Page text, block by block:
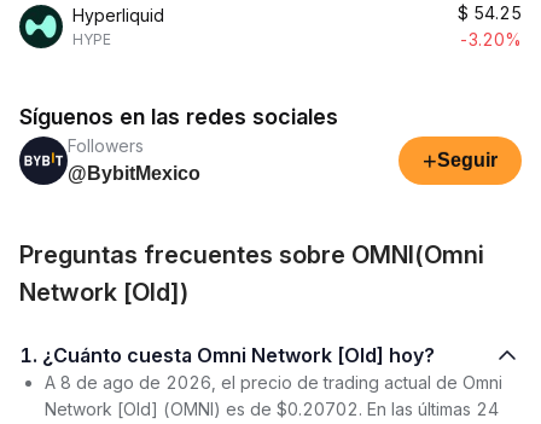
Hyperliquid
HYPE
$ 54.25
-3.20%
Síguenos en las redes sociales
Followers
@BybitMexico
+Seguir
Preguntas frecuentes sobre OMNI(Omni
Network [Old])
1. ¿Cuánto cuesta Omni Network [Old] hoy?
A 8 de ago de 2026, el precio de trading actual de Omni
Network [Old] (OMNI) es de $0.20702. En las últimas 24